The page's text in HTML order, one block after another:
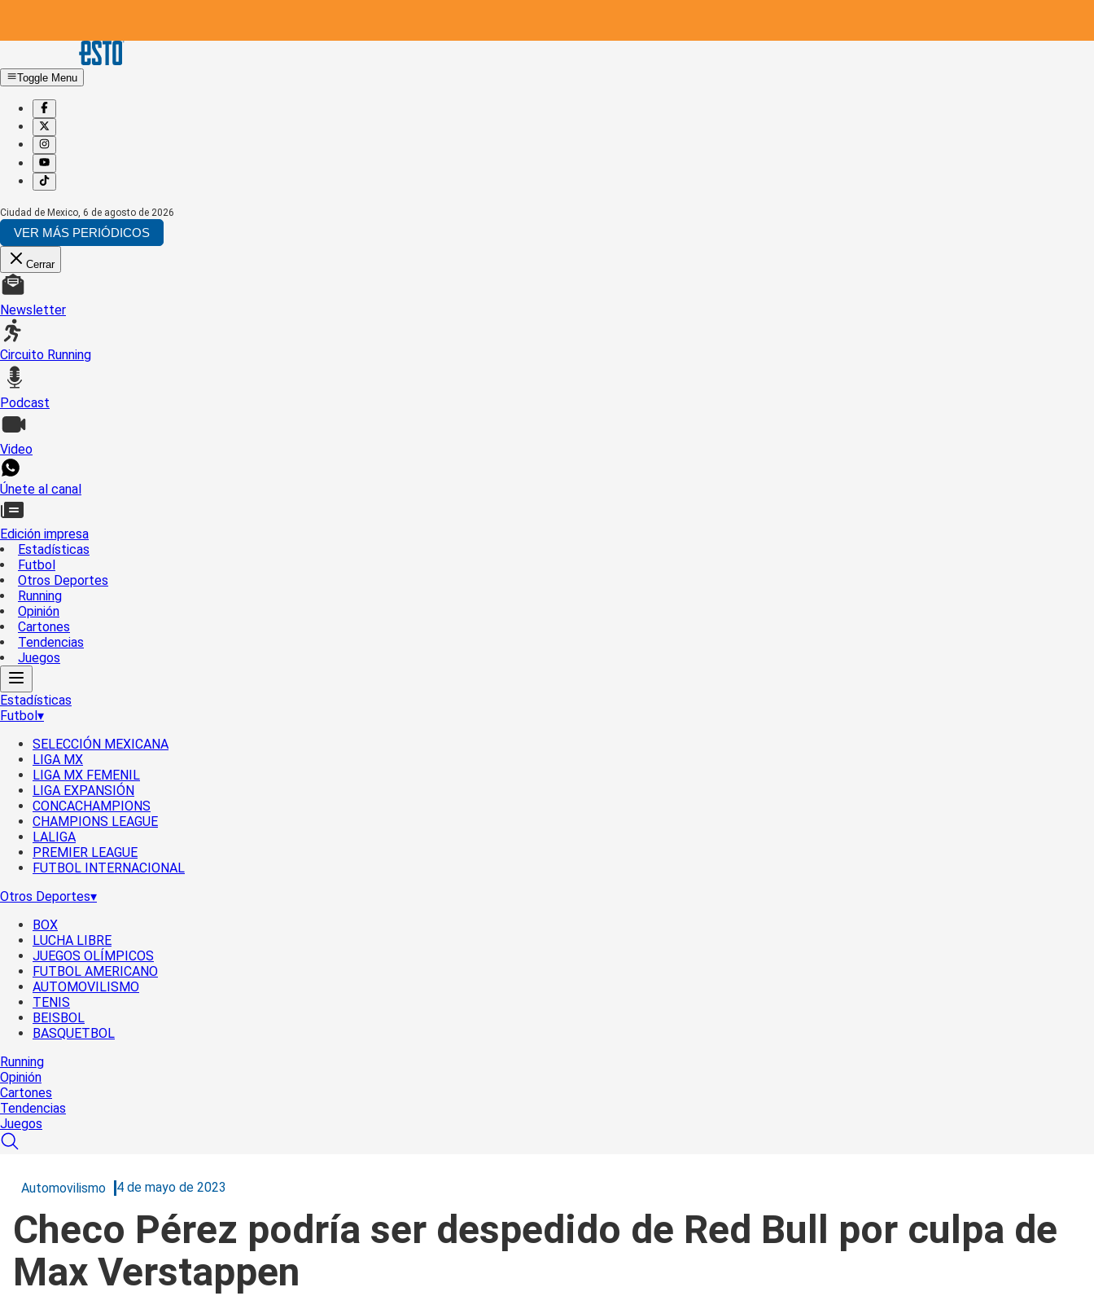
Toggle Menu
Ciudad de Mexico, 6 de agosto de 2026
VER MÁS PERIÓDICOS
Cerrar
Newsletter
Circuito Running
Podcast
Video
Únete al canal
Edición impresa
Estadísticas
Futbol
Otros Deportes
Running
Opinión
Cartones
Tendencias
Juegos
Estadísticas
Futbol▾
SELECCIÓN MEXICANA
LIGA MX
LIGA MX FEMENIL
LIGA EXPANSIÓN
CONCACHAMPIONS
CHAMPIONS LEAGUE
LALIGA
PREMIER LEAGUE
FUTBOL INTERNACIONAL
Otros Deportes▾
BOX
LUCHA LIBRE
JUEGOS OLÍMPICOS
FUTBOL AMERICANO
AUTOMOVILISMO
TENIS
BEISBOL
BASQUETBOL
Running
Opinión
Cartones
Tendencias
Juegos
Automovilismo 4 de mayo de 2023
Checo Pérez podría ser despedido de Red Bull por culpa de
Max Verstappen